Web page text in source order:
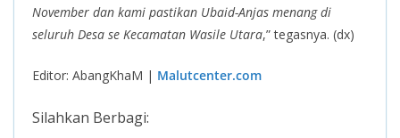
November dan kami pastikan Ubaid-Anjas menang di
seluruh Desa se Kecamatan Wasile Utara,” tegasnya. (dx)
Editor: AbangKhaM | Malutcenter.com
Silahkan Berbagi: